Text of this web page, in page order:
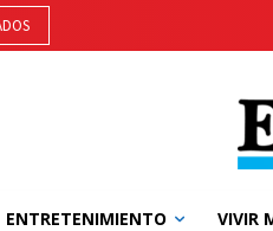
ENTRETENIMIENTO VIVIR